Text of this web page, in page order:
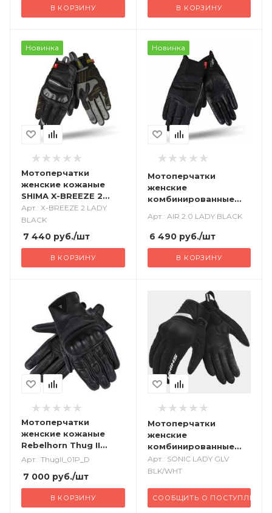
В КОРЗИНУ В КОРЗИНУ
Новинка
Мотоперчатки
женские кожаные
SHIMA X-BREEZE 2
черный
Арт.: X-BREEZE 2 LADY
BLACK
7 440 руб./шт
В КОРЗИНУ
Новинка
Мотоперчатки
женские
комбинированные
Арт.: AIR 2.0 LADY BLACK
6 490руб./шт
В КОРЗИНУ
Мотоперчатки
женские кожаные
Rebelhorn Thug II
черный с
Арт.: ThugII_01P_D
7 000 руб./шт
В КОРЗИНУ
Мотоперчатки
женские
комбинированные
SHIMA Sonic черный
белый
Арт.: SONIC LADY GLV
BLK/WHT
СООБЩИТЬ О ПОСТУПЛЕНИИ